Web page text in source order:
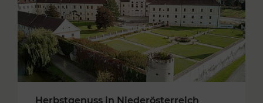
Herbstgenuss in Niederösterreich